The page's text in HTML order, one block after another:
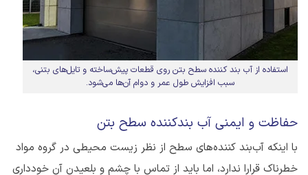
استفاده از آب بند کننده سطح بتن روی قطعات پیش‌ساخته و تایل‌های بتنی،
سبب افزایش طول عمر و دوام آن‌ها می‌شود.
حفاظت و ایمنی آب بندکننده سطح بتن
با اینکه آب‌بند کننده‌های سطح از نظر زیست محیطی در گروه مواد
خطرناک قرارا ندارد، اما باید از تماس با چشم و بلعیدن آن خودداری